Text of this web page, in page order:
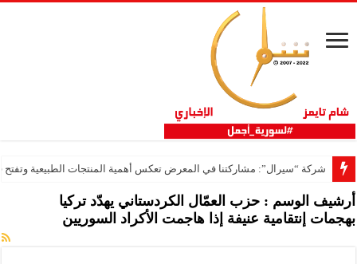
شركة “سيرال”: مشاركتنا في المعرض تعكس أهمية المنتجات الطبيعية وتفتح
أرشيف الوسم :حزب العمّال الكردستاني يهدّد تركيا
بهجمات إنتقامية عنيفة إذا هاجمت الأكراد السوريين